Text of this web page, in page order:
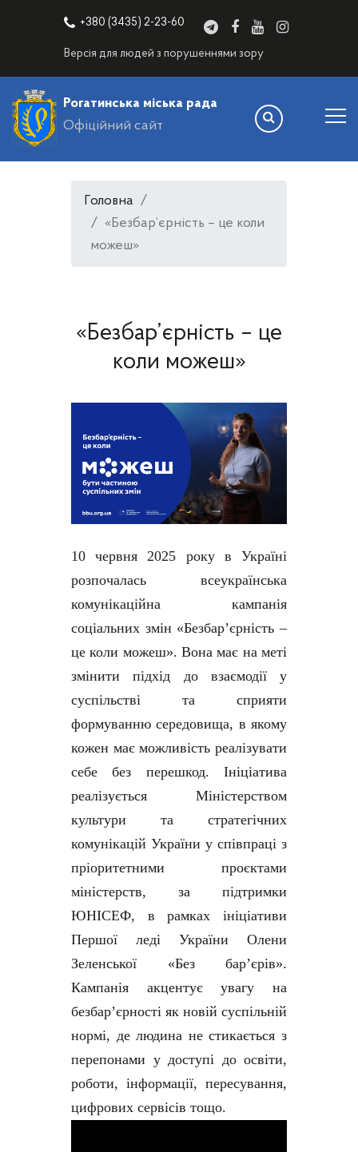
+380 (3435) 2-23-60
Версія для людей з порушеннями зору
Рогатинська міська рада
Офіційний сайт
Головна
«Безбар’єрність – це коли
можеш»
«Безбар’єрність – це
коли можеш»
10 червня 2025 року в Україні
розпочалась всеукраїнська
комунікаційна кампанія
соціальних змін «Безбар’єрність –
це коли можеш». Вона має на меті
змінити підхід до взаємодії у
суспільстві та сприяти
формуванню середовища, в якому
кожен має можливість реалізувати
себе без перешкод. Ініціатива
реалізується Міністерством
культури та стратегічних
комунікацій України у співпраці з
пріоритетними проєктами
міністерств, за підтримки
ЮНІСЕФ, в рамках ініціативи
Першої леді України Олени
Зеленської «Без бар’єрів».
Кампанія акцентує увагу на
безбар’єрності як новій суспільній
нормі, де людина не стикається з
перепонами у доступі до освіти,
роботи, інформації, пересування,
цифрових сервісів тощо.